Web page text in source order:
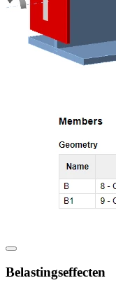
Belastingseffecten